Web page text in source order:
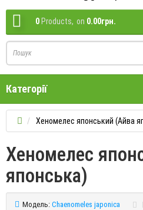
0 Products, on 0.00грн.
Категорії
Хеномелес японський (Айва
Хеномелес
японська)
Модель: Chaenomeles japonica